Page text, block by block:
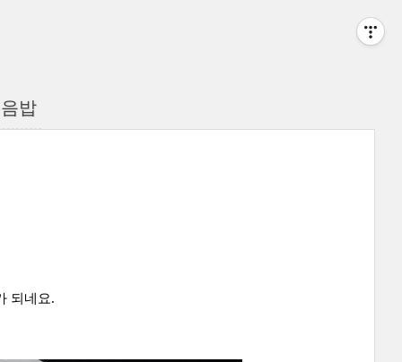
밥
되네요.